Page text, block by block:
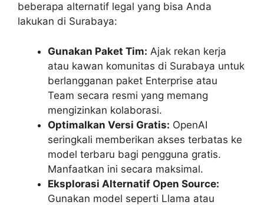
beberapa alternatif legal yang bisa Anda
lakukan di Surabaya:
Gunakan Paket Tim: Ajak rekan kerja
atau kawan komunitas di Surabaya untuk
berlangganan paket Enterprise atau
Team secara resmi yang memang
mengizinkan kolaborasi.
Optimalkan Versi Gratis: OpenAI
seringkali memberikan akses terbatas ke
model terbaru bagi pengguna gratis.
Manfaatkan ini secara maksimal.
Eksplorasi Alternatif Open Source:
Gunakan model seperti Llama atau